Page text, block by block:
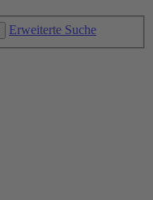
Erweiterte Suche